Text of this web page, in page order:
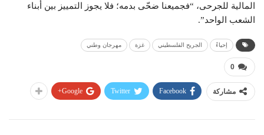
المالية للجرحى، “فجميعنا ضحّى بدمه؛ فلا يجوز التمييز بين أبناء
الشعب الواحد”.
إحياءً الجريح الفلسطيني غزة مهرجان وطني
0
مشاركة Facebook
Twitter
Google+